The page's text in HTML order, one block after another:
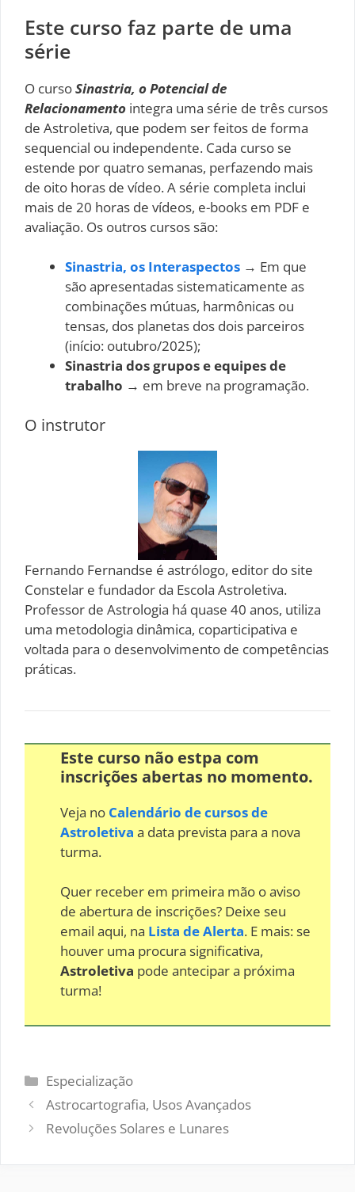
Este curso faz parte de uma
série
O cursoSinastria, o Potencial de
Relacionamento integra uma série de três cursos
de Astroletiva, que podem ser feitos de forma
sequencial ou independente. Cada curso se
estende por quatro semanas, perfazendo mais
de oito horas de vídeo. A série completa inclui
mais de 20 horas de vídeos, e-books em PDF e
avaliação. Os outros cursos são:
Sinastria, os Interaspectos → Em que
são apresentadas sistematicamente as
combinações mútuas, harmônicas ou
tensas, dos planetas dos dois parceiros
(início: outubro/2025);
Sinastria dos grupos e equipes de
trabalho → em breve na programação.
O instrutor
Fernando Fernandse é astrólogo, editor do site
Constelar e fundador da Escola Astroletiva.
Professor de Astrologia há quase 40 anos, utiliza
uma metodologia dinâmica, coparticipativa e
voltada para o desenvolvimento de competências
práticas.
Este curso não estpa com
inscrições abertas no momento.
Veja no Calendário de cursos de
Astroletiva a data prevista para a nova
turma.
Quer receber em primeira mão o aviso
de abertura de inscrições? Deixe seu
email aqui, na Lista de Alerta. E mais: se
houver uma procura significativa,
Astroletiva pode antecipar a próxima
turma!
Categorias
Especialização
Astrocartografia, Usos Avançados
Revoluções Solares e Lunares